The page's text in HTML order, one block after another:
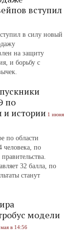
вступил
в силу новый
на защиту
и борьбу с
по
и истории 1 июня
по области
человека, по
32 балла, по
станут
модели
в 14:56